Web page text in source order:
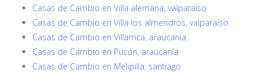
Casas de Cambio en Villa alemana, valparaíso
Casas de Cambio en Villa los almendros, valparaíso
Casas de Cambio en Villarrica, araucanía
Casas de Cambio en Pucón, araucanía
Casas de Cambio en Melipilla, santiago